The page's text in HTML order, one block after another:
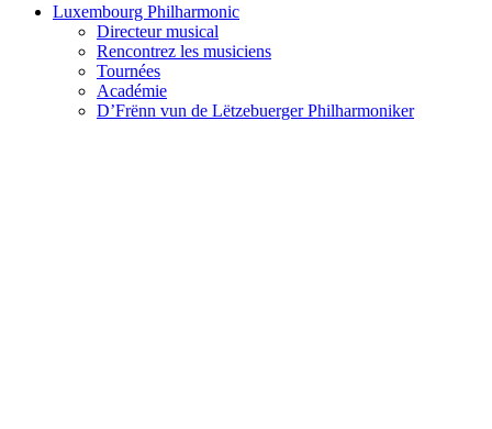
Luxembourg Philharmonic
Directeur musical
Rencontrez les musiciens
Tournées
Académie
D’Frënn vun de Lëtzebuerger Philharmoniker